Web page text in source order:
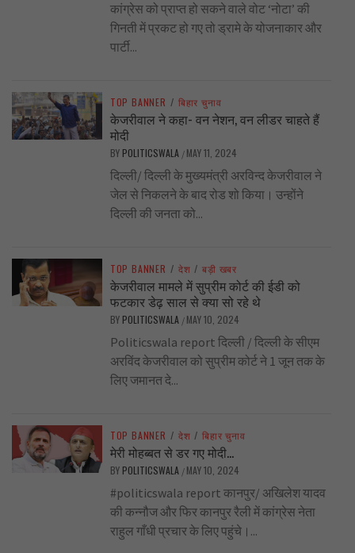
कांग्रेस को प्राप्त हो सकने वाले वोट ‘नोटा’ की
गिनती में प्रकट हो गए तो ड्रामे के योजनाकार और
पार्टी...
TOP BANNER / बिहार चुनाव
केजरीवाल ने कहा- वन नेशन, वन लीडर चाहते हैं
मोदी
BY POLITICSWALA / MAY 11, 2024
दिल्ली/ दिल्ली के मुख्यमंत्री अरविन्द केजरीवाल ने
जेल से निकलने के बाद रोड शो किया। उन्होंने
दिल्ली की जनता को...
TOP BANNER / देश / बड़ी खबर
केजरीवाल मामले में सुप्रीम कोर्ट की ईडी को
फटकार डेढ़ साल से क्या सो रहे थे
BY POLITICSWALA / MAY 10, 2024
Politicswala report दिल्ली / दिल्ली के सीएम
अरविंद केजरीवाल को सुप्रीम कोर्ट ने 1 जून तक के
लिए जमानत दे...
TOP BANNER / देश / बिहार चुनाव
मेरी मोहब्बत से डर गए मोदी…
BY POLITICSWALA / MAY 10, 2024
#politicswala report कानपुर/ अखिलेश यादव
की कन्नौज और फिर कानपुर रैली में कांग्रेस नेता
राहुल गाँधी प्रचार के लिए पहुंचे।...